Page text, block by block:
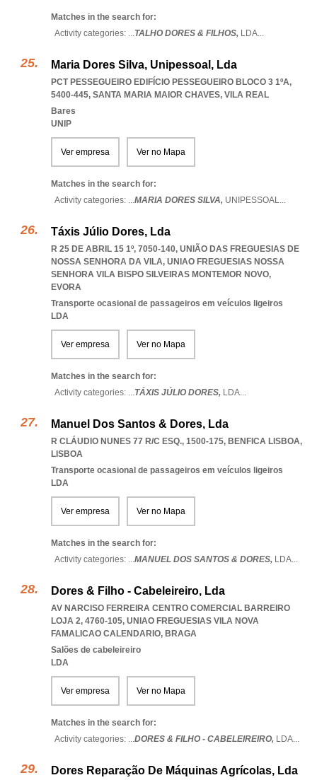
Matches in the search for:
Activity categories: ...TALHO DORES & FILHOS, LDA...
Maria Dores Silva, Unipessoal, Lda
PCT PESSEGUEIRO EDIFÍCIO PESSEGUEIRO BLOCO 3 1ºA,
5400-445, SANTA MARIA MAIOR CHAVES, VILA REAL
Bares
UNIP
Ver empresa Ver no Mapa
Matches in the search for:
Activity categories: ...MARIA DORES SILVA, UNIPESSOAL...
Táxis Júlio Dores, Lda
R 25 DE ABRIL 15 1º, 7050-140, UNIÃO DAS FREGUESIAS DE
NOSSA SENHORA DA VILA, UNIAO FREGUESIAS NOSSA
SENHORA VILA BISPO SILVEIRAS MONTEMOR NOVO,
EVORA
Transporte ocasional de passageiros em veículos ligeiros
LDA
Ver empresa Ver no Mapa
Matches in the search for:
Activity categories: ...TÁXIS JÚLIO DORES, LDA...
Manuel Dos Santos & Dores, Lda
R CLÁUDIO NUNES 77 R/C ESQ., 1500-175, BENFICA LISBOA,
LISBOA
Transporte ocasional de passageiros em veículos ligeiros
LDA
Ver empresa Ver no Mapa
Matches in the search for:
Activity categories: ...MANUEL DOS SANTOS & DORES, LDA...
Dores & Filho - Cabeleireiro, Lda
AV NARCISO FERREIRA CENTRO COMERCIAL BARREIRO
LOJA 2, 4760-105, UNIAO FREGUESIAS VILA NOVA
FAMALICAO CALENDARIO, BRAGA
Salões de cabeleireiro
LDA
Ver empresa Ver no Mapa
Matches in the search for:
Activity categories: ...DORES & FILHO - CABELEIREIRO, LDA...
Dores Reparação De Máquinas Agrícolas, Lda